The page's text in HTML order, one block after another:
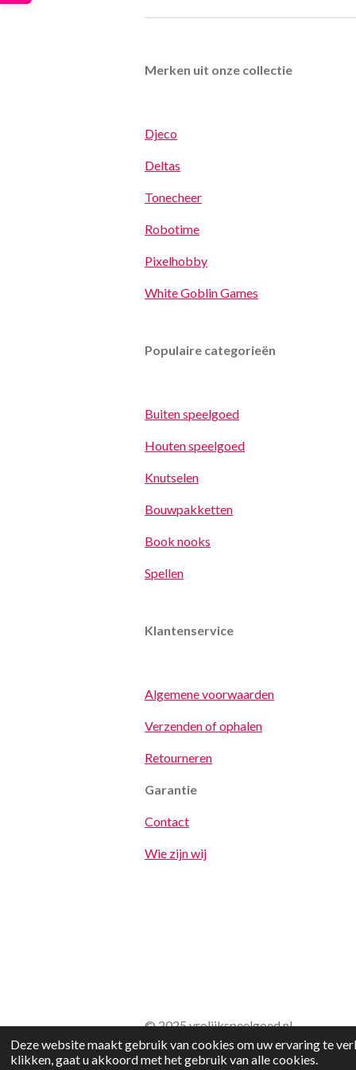
Deze website maakt gebruik van cookies om uw ervaring te
klikken, gaat u akkoord met het gebruik van alle cookies.
Merken uit onze collectie
Djeco
Deltas
Tonecheer
Robotime
Pixelhobby
White Goblin Games
Populaire categorieën
Buiten speelgoed
Houten speelgoed
Knutselen
Bouwpakketten
Book nooks
Spellen
Klantenservice
Algemene voorwaarden
Verzenden of ophalen
Retourneren
Garantie
Contact
Wie zijn wij
© 2025 vrolijkspeelgoed.nl